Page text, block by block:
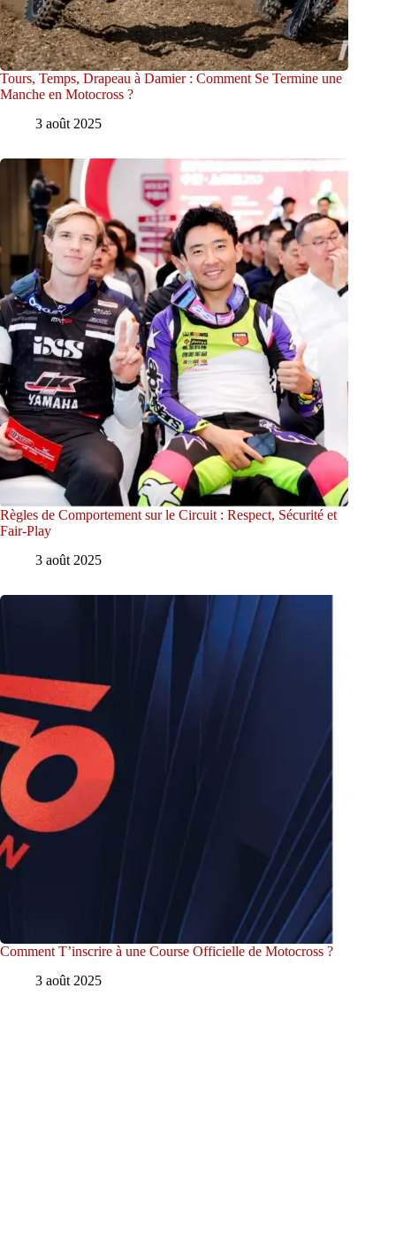
Tours, Temps, Drapeau à Damier : Comment Se Termine une
Manche en Motocross ?
3 août 2025
Règles de Comportement sur le Circuit : Respect, Sécurité et
Fair-Play
3 août 2025
Comment T’inscrire à une Course Officielle de Motocross ?
3 août 2025